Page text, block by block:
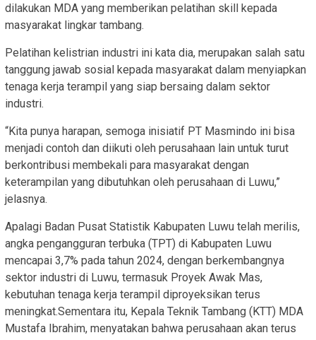
dilakukan MDA yang memberikan pelatihan skill kepada
masyarakat lingkar tambang.
Pelatihan kelistrian industri ini kata dia, merupakan salah satu
tanggung jawab sosial kepada masyarakat dalam menyiapkan
tenaga kerja terampil yang siap bersaing dalam sektor
industri.
“Kita punya harapan, semoga inisiatif PT Masmindo ini bisa
menjadi contoh dan diikuti oleh perusahaan lain untuk turut
berkontribusi membekali para masyarakat dengan
keterampilan yang dibutuhkan oleh perusahaan di Luwu,”
jelasnya.
Apalagi Badan Pusat Statistik Kabupaten Luwu telah merilis,
angka pengangguran terbuka (TPT) di Kabupaten Luwu
mencapai 3,7% pada tahun 2024, dengan berkembangnya
sektor industri di Luwu, termasuk Proyek Awak Mas,
kebutuhan tenaga kerja terampil diproyeksikan terus
meningkat.Sementara itu, Kepala Teknik Tambang (KTT) MDA
Mustafa Ibrahim, menyatakan bahwa perusahaan akan terus